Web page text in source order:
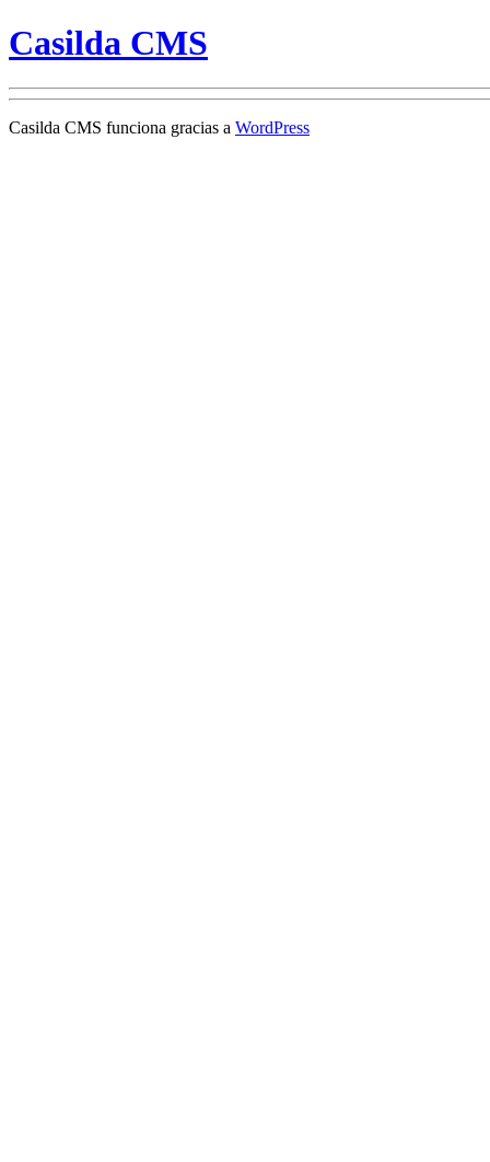
Casilda CMS
Casilda CMS funciona gracias a WordPress